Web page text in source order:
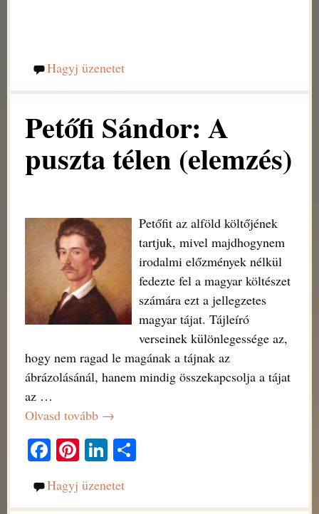
Hagyj üzenetet
Petőfi Sándor: A
puszta télen (elemzés)
Petőfit az alföld költőjének
tartjuk, mivel majdhogynem
irodalmi előzmények nélkül
fedezte fel a magyar költészet
számára ezt a jellegzetes
magyar tájat. Tájleíró
verseinek különlegessége az,
hogy nem ragad le magának a tájnak az
ábrázolásánál, hanem mindig összekapcsolja a tájat
az …
Olvasd tovább →
Fa
bo
Pi
er
Li
ed
Hagyj üzenetet